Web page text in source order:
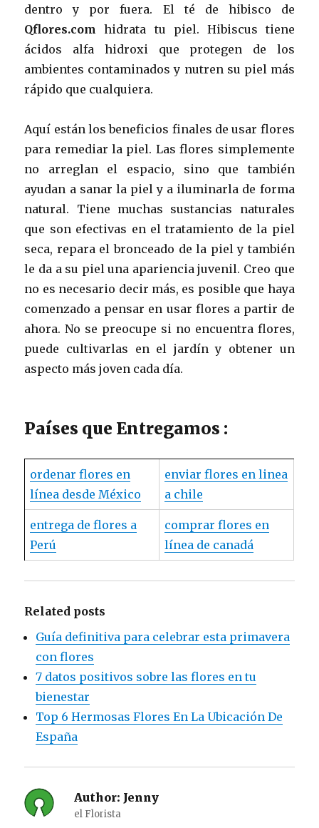
dentro y por fuera. El té de hibisco de
Qflores.comhidrata tu piel. Hibiscus tiene
ácidos alfa hidroxi que protegen de los
ambientes contaminados y nutren su piel más
rápido que cualquiera.
Aquí están los beneficios finales de usar flores
para remediar la piel. Las flores simplemente
no arreglan el espacio, sino que también
ayudan a sanar la piel y a iluminarla de forma
natural. Tiene muchas sustancias naturales
que son efectivas en el tratamiento de la piel
seca, repara el bronceado de la piel y también
le da a su piel una apariencia juvenil. Creo que
no es necesario decir más, es posible que haya
comenzado a pensar en usar flores a partir de
ahora. No se preocupe si no encuentra flores,
puede cultivarlas en el jardín y obtener un
aspecto más joven cada día.
Países que Entregamos :
ordenar flores en
línea desde México
enviar flores en linea
a chile
entrega de flores a
Perú
comprar flores en
línea de canadá
Related posts
Guía definitiva para celebrar esta primavera
con flores
7 datos positivos sobre las flores en tu
bienestar
Top 6 Hermosas Flores En La Ubicación De
España
Author: Jenny
el Florista